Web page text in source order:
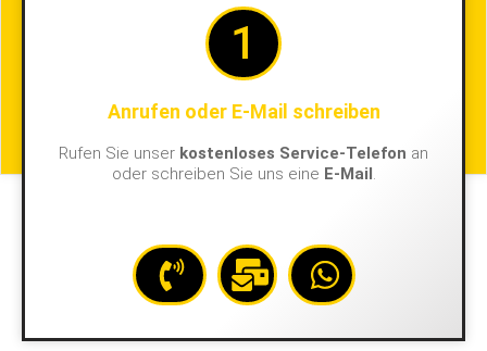
1
Anrufen oder E-Mail schreiben
Rufen Sie unser kostenloses Service-Telefon an
oder schreiben Sie uns eine E-Mail.